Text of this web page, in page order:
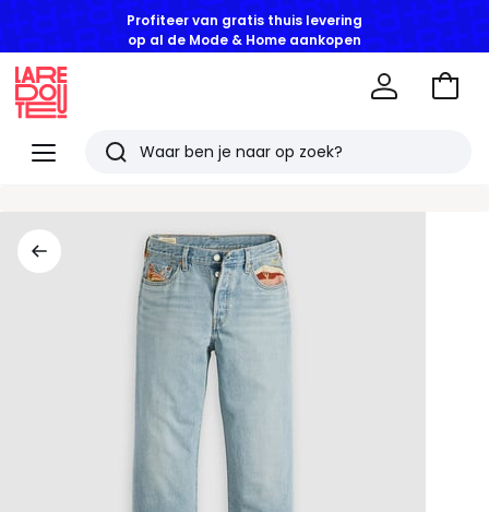
Profiteer van gratis thuis levering
op al de Mode & Home aankopen
Menu
Redoute
Zoeken
bekeken
artikelen
Naar